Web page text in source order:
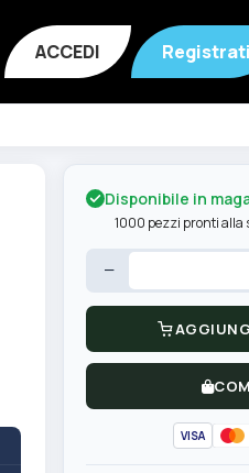
ACCEDI Registrati
Disponibile in
1000 pezzi pronti alla
−
VISA